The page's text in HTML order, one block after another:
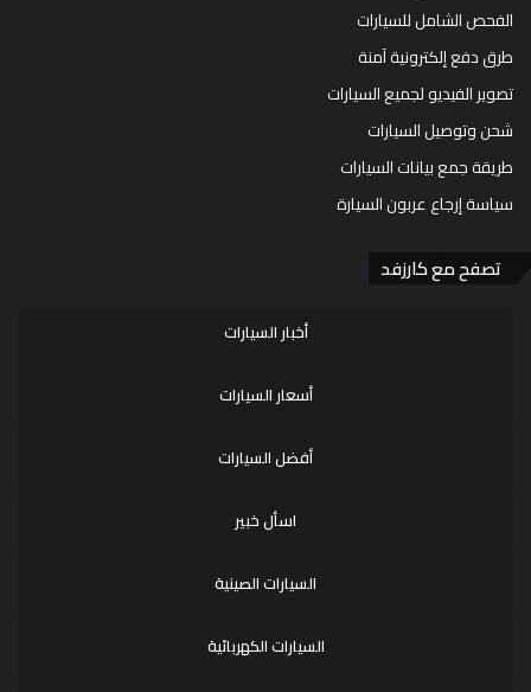
الفحص الشامل للسيارات
طرق دفع إلكترونية آمنة
تصوير الفيديو لجميع السيارات
شحن وتوصيل السيارات
طريقة جمع بيانات السيارات
سياسة إرجاع عربون السيارة
تصفح مع كارزفد
أخبار السيارات
أسعار السيارات
أفضل السيارات
اسأل خبير
السيارات الصينية
السيارات الكهربائية